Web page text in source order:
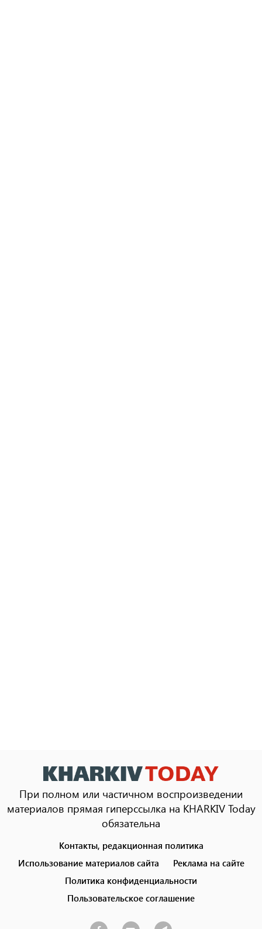
При полном или частичном воспроизведении
материалов прямая гиперссылка на KHARKIV Today
обязательна
menu
Контакты, редакционная политика
Использование материалов сайта
Реклама на сайте
Политика конфиденциальности
Пользовательское соглашение